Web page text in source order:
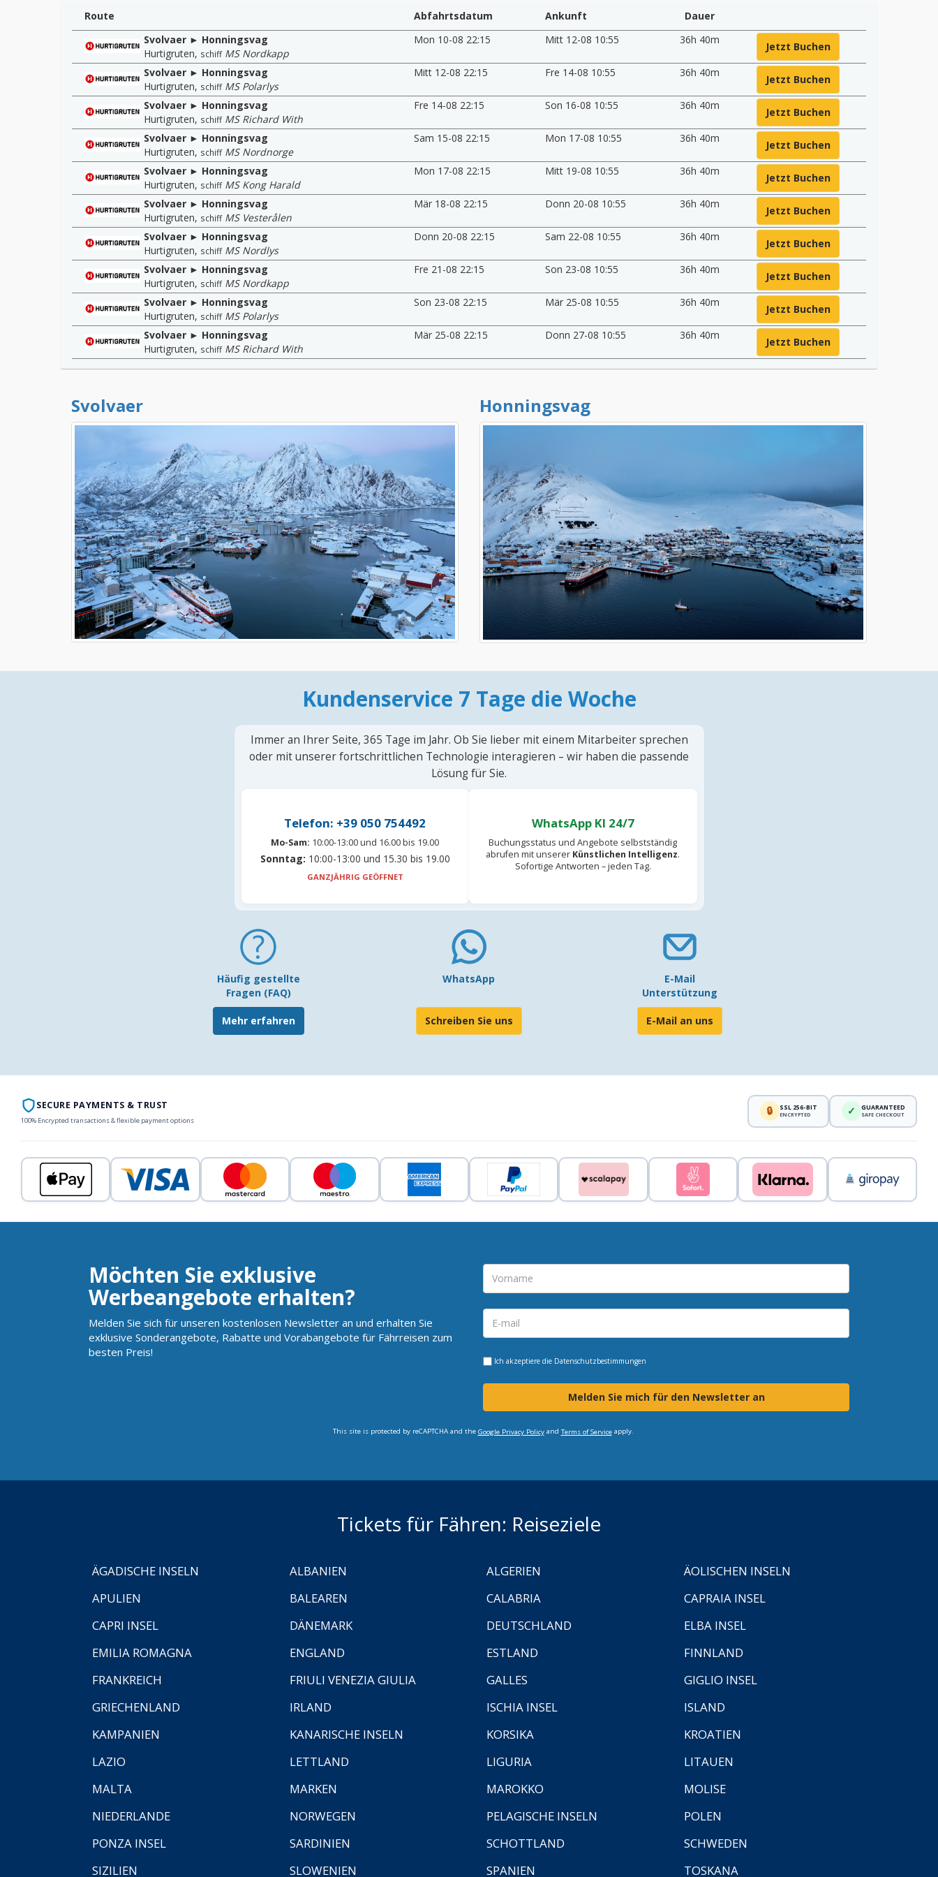
Route Abfahrtsdatum Ankunft
Dauer
Svolvaer ► Honningsvag
Hurtigruten, schiff MS Nordkapp
Mon 10-08 22:15 Mitt 12-08 10:55 36h 40m
Jetzt Buchen
Svolvaer ► Honningsvag
Hurtigruten, schiff MS Polarlys
Mitt 12-08 22:15 Fre 14-08 10:55 36h 40m
Jetzt Buchen
Svolvaer ► Honningsvag
Hurtigruten, schiff MS Richard With
Fre 14-08 22:15 Son 16-08 10:55 36h 40m
Jetzt Buchen
Svolvaer ► Honningsvag
Hurtigruten, schiff MS Nordnorge
Sam 15-08 22:15 Mon 17-08 10:55 36h 40m
Jetzt Buchen
Svolvaer ► Honningsvag
Hurtigruten, schiff MS Kong Harald
Mon 17-08 22:15 Mitt 19-08 10:55 36h 40m
Jetzt Buchen
Svolvaer ► Honningsvag
Hurtigruten, schiff MS Vesterålen
Mär 18-08 22:15 Donn 20-08 10:55 36h 40m
Jetzt Buchen
Svolvaer ► Honningsvag
Hurtigruten, schiff MS Nordlys
Donn 20-08 22:15 Sam 22-08 10:55 36h 40m
Jetzt Buchen
Svolvaer ► Honningsvag
Hurtigruten, schiff MS Nordkapp
Fre 21-08 22:15 Son 23-08 10:55 36h 40m
Jetzt Buchen
Svolvaer ► Honningsvag
Hurtigruten, schiff MS Polarlys
Son 23-08 22:15 Mär 25-08 10:55 36h 40m
Jetzt Buchen
Svolvaer ► Honningsvag
Hurtigruten, schiff MS Richard With
Mär 25-08 22:15 Donn 27-08 10:55 36h 40m
Jetzt Buchen
Svolvaer Honningsvag
Kundenservice 7 Tage die Woche
Immer an Ihrer Seite, 365 Tage im Jahr. Ob Sie lieber mit einem Mitarbeiter sprechen
oder mit unserer fortschrittlichen Technologie interagieren – wir haben die passende
Lösung für Sie.
Telefon: +39 050 754492
Mo-Sam: 10:00-13:00 und 16.00 bis 19.00
Sonntag: 10:00-13:00 und 15.30 bis 19.00
GANZJÄHRIG GEÖFFNET
WhatsApp KI 24/7
Buchungsstatus und Angebote selbstständig
abrufen mit unserer Künstlichen Intelligenz.
Sofortige Antworten – jeden Tag.
Häufig gestellte
Fragen (FAQ)
Mehr erfahren
WhatsApp
Schreiben Sie uns
E-Mail
Unterstützung
E-Mail an uns
SECURE PAYMENTS & TRUST
100% Encrypted transactions & flexible payment options
🔒 SSL 256-BIT
ENCRYPTED ✓ GUARANTEED
SAFE CHECKOUT
Möchten Sie exklusive
Werbeangebote erhalten?
Melden Sie sich für unseren kostenlosen Newsletter an und erhalten Sie
exklusive Sonderangebote, Rabatte und Vorabangebote für Fährreisen zum
besten Preis!
Ich akzeptiere die Datenschutzbestimmungen
Melden Sie mich für den Newsletter an
This site is protected by reCAPTCHA and the Google Privacy Policyand Terms of Serviceapply.
Tickets für Fähren: Reiseziele
ÄGADISCHE INSELN ALBANIEN ALGERIEN
ÄOLISCHEN INSELN
APULIEN
BALEAREN CALABRIA
CAPRAIA INSEL
CAPRI INSEL
DÄNEMARK DEUTSCHLAND
ELBA INSEL
EMILIA ROMAGNA
ENGLAND ESTLAND
FINNLAND
FRANKREICH
FRIULI VENEZIA GIULIA GALLES
GIGLIO INSEL
GRIECHENLAND
IRLAND ISCHIA INSEL
ISLAND
KAMPANIEN
KANARISCHE INSELN KORSIKA
KROATIEN
LAZIO
LETTLAND LIGURIA
LITAUEN
MALTA
MARKEN MAROKKO
MOLISE
NIEDERLANDE
NORWEGEN PELAGISCHE INSELN
POLEN
PONZA INSEL
SARDINIEN SCHOTTLAND
SCHWEDEN
SIZILIEN
SLOWENIEN SPANIEN TOSKANA